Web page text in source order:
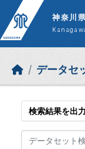
Skip to main content
神奈川
データセ
検索結果を出力